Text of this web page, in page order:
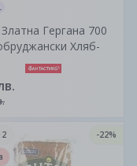
Гергана 700
Хляб-
-22%